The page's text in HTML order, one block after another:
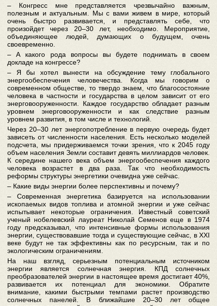
– Конгресс мне представляется чрезвычайно важным,
полезным и актуальным. Мы с вами живем в мире, который
очень быстро развивается, и представлять себе, что
произойдет через 20–30 лет, необходимо. Мероприятие,
объединяющее людей, думающих о будущем, очень
своевременно.
– А какого рода вопросы вы будете поднимать в своем
докладе на конгрессе?
– Я бы хотел вынести на обсуждение тему глобального
энергообеспечения человечества. Когда мы говорим о
современном обществе, то твердо знаем, что благосостояние
человека в частности и государства в целом зависит от его
энерговооруженности. Каждое государство обладает разным
уровнем энерговооруженности и как следствие разным
уровнем развития, в том числе и технологий.
Через 20–30 лет энергопотребление в первую очередь будет
зависеть от численности населения. Есть несколько моделей
подсчета, мы придерживаемся точки зрения, что к 2045 году
объем населения Земли составит девять миллиардов человек.
К середине нашего века объем энергообеспечения каждого
человека возрастет в два раза. Так что необходимость
реформы структуры энергетики очевидна уже сейчас.
– Какие виды энергии более перспективны и почему?
– Современная энергетика базируется на использовании
ископаемых видов топлива и атомной энергии и уже сейчас
испытывает некоторые ограничения. Известный советский
ученый нобелевский лауреат Николай Семенов еще в 1974
году предсказывал, что интенсивные формы использования
энергии, существовавшие тогда и существующие сейчас, в XXI
веке будут не так эффективны как по ресурсным, так и по
экологическим ограничениям.
На наш взгляд, серьезным потенциальным источником
энергии является солнечная энергия. КПД солнечных
преобразователей энергии в настоящее время достигает 40%,
развивается их потенциал для экономики. Обратите
внимание, какими быстрыми темпами растет производство
солнечных панелей. В ближайшие 20–30 лет общее